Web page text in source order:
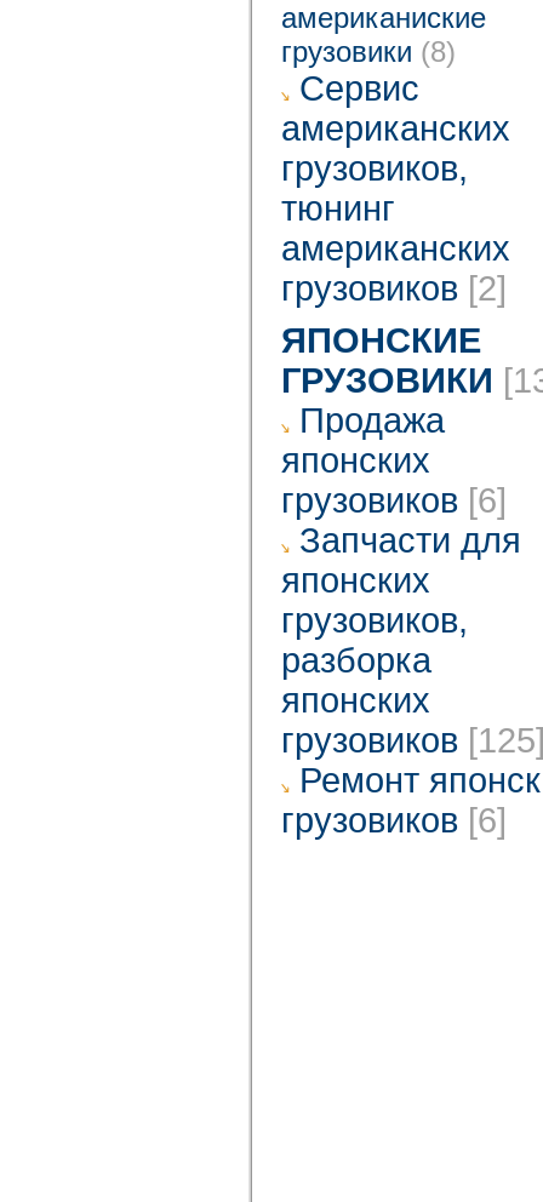
американиские
грузовики (8)
Cервис
американских
грузовиков,
тюнинг
американских
грузовиков [2]
ЯПОНСКИЕ
ГРУЗОВИКИ
Продажа
японских
грузовиков [6]
Запчасти для
японских
грузовиков,
разборка
японских
грузовиков
Ремонт
грузовиков [6]